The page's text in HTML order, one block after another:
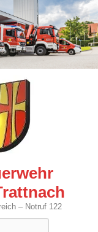
– Notruf 122